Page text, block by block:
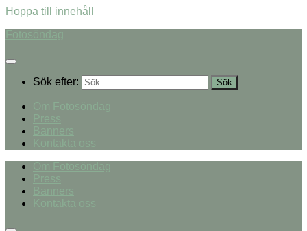
Hoppa till innehåll
Fotosöndag
Sök efter:
Om Fotosöndag
Press
Banners
Kontakta oss
Om Fotosöndag
Press
Banners
Kontakta oss